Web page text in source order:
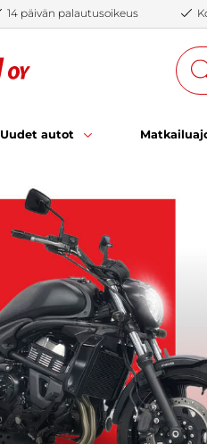
14 päivän palautusoikeus
Uudet autot